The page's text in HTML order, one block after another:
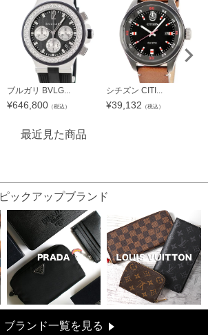
ブルガリ BVLG...
¥646,800 （税込）
シチズン CITI...
¥39,132 （税込）
最近見た商品
ピックアップブランド
ブランド一覧を見る